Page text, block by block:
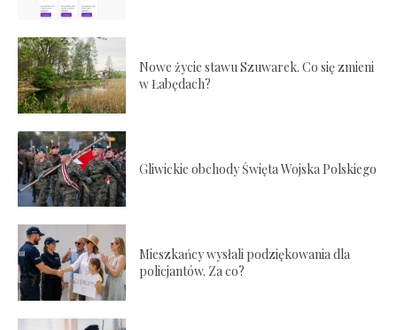
Nowe życie stawu Szuwarek. Co się zmieni
w Łabędach?
Gliwickie obchody Święta Wojska Polskiego
Mieszkańcy wysłali podziękowania dla
policjantów. Za co?